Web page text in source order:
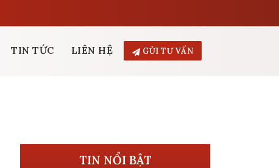
TIN TỨC LIÊN HỆ GỬI TƯ VẤN
TIN NỔI BẬT